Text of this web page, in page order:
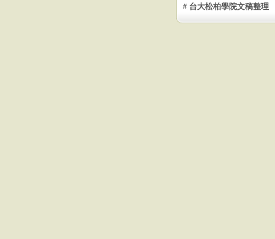
# 台大松柏學院文稿整理